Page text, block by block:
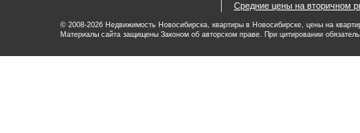
Средние цены на вторичном
© 2008-2026 Недвижимость Новосибирска, квартиры в Новосибирске, цены на
Материалы сайта защищены Законом об авторском праве. При цитировании